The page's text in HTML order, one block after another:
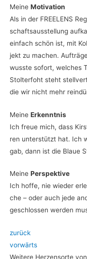
Mei­ne Motivation
Als in der FRE­E­LENS
schafts­aus­stel­lung
ein­fach schön ist, mit
jekt zu machen.
wuss­te sofort, wel­ches
Stol­ter­foht steht
die wir nicht mehr
Mei­ne Erkenntnis
Ich freue mich, dass
ren unter­stützt hat. Ich
gab, dann ist die Blaue
Mei­ne Perspektive
Ich hof­fe, nie wie­der
che – oder auch jede
geschlos­sen wer­den
zurück
vor­wärts
Wei­te­re Her­zens­or­te von